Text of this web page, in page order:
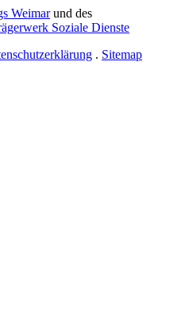
Weimarund des
Soziale Dienste
. Sitemap